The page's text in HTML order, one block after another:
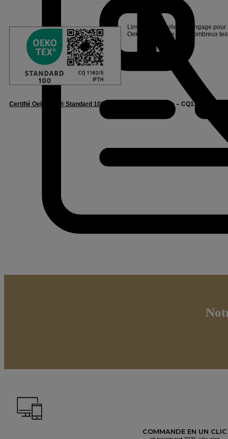
Linvosges Hôtellerie s’engage
Oeko-Tex®, suite à de nombreux
Certifié Oeko-Tex® Standard 100 – Confidence in Textiles – CQ1162/5 IFTH.
COMMANDE EN UN CLIC